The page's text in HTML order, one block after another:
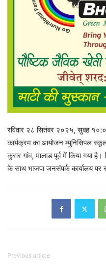
रविवार २८ सितंबर २०२५, सुबह
कार्यक्रम का आयोजन म्युनिसिपल
कुरार गांव, मालाड पूर्व में किया गया
के साथ भाजपा जनसंपर्क कार्यालय पर
Previous article